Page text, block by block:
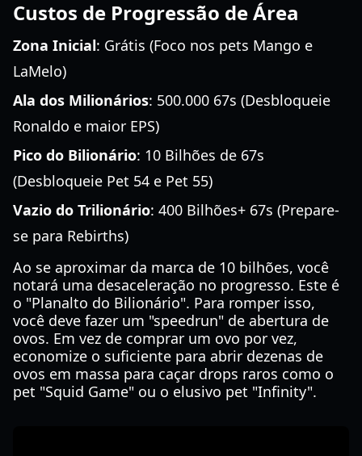
Custos de Progressão de Área
Zona Inicial: Grátis (Foco nos pets Mango e
LaMelo)
Ala dos Milionários: 500.000 67s (Desbloqueie
Ronaldo e maior EPS)
Pico do Bilionário: 10 Bilhões de 67s
(Desbloqueie Pet 54 e Pet 55)
Vazio do Trilionário: 400 Bilhões+ 67s (Prepare-
se para Rebirths)
Ao se aproximar da marca de 10 bilhões, você
notará uma desaceleração no progresso. Este é
o "Planalto do Bilionário". Para romper isso,
você deve fazer um "speedrun" de abertura de
ovos. Em vez de comprar um ovo por vez,
economize o suficiente para abrir dezenas de
ovos em massa para caçar drops raros como o
pet "Squid Game" ou o elusivo pet "Infinity".